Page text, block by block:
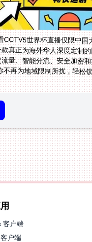
CCTV5世界杯直播仅限中
真正为海外华人深度定制
量、智能分流、安全加密
不再为地域限制所扰，轻松
客户端
户端